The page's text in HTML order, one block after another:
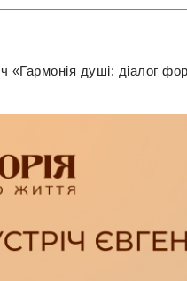
«Гармонія душі: діалог